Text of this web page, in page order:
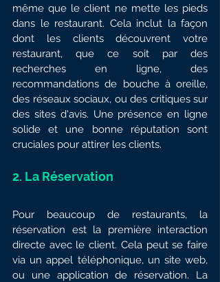
même que le client ne mette les pieds
dans le restaurant. Cela inclut la façon
dont les clients découvrent votre
restaurant, que ce soit par des
recherches en ligne, des
recommandations de bouche à oreille,
des réseaux sociaux, ou des critiques sur
des sites d'avis. Une présence en ligne
solide et une bonne réputation sont
cruciales pour attirer les clients.
2. La Réservation
Pour beaucoup de restaurants, la
réservation est la première interaction
directe avec le client. Cela peut se faire
via un appel téléphonique, un site web,
ou une application de réservation. La